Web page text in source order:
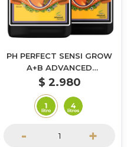
PH PERFECT SENSI GROW
A+B ADVANCED
NUTRIENTS - 1L
$ 2.980
- +